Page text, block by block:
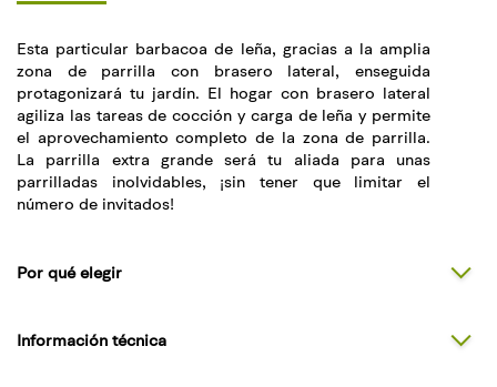
Esta particular barbacoa de leña, gracias a la amplia
zona de parrilla con brasero lateral, enseguida
protagonizará tu jardín. El hogar con brasero lateral
agiliza las tareas de cocción y carga de leña y permite
el aprovechamiento completo de la zona de parrilla.
La parrilla extra grande será tu aliada para unas
parrilladas inolvidables, ¡sin tener que limitar el
número de invitados!
Por qué elegir
Información técnica